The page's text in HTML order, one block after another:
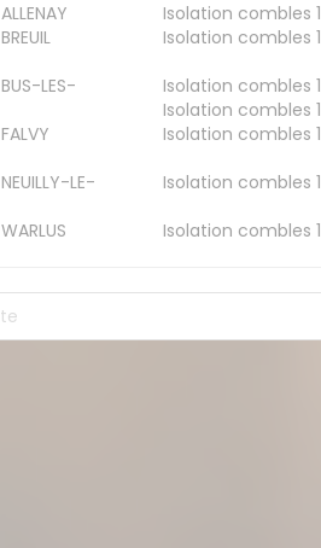
ALLENAY Isolation combles 1
BREUIL Isolation combles 1
BUS-LES-
Isolation combles 1
Isolation combles 1
FALVY Isolation combles 1
NEUILLY-LE-
Isolation combles 1
WARLUS Isolation combles 1